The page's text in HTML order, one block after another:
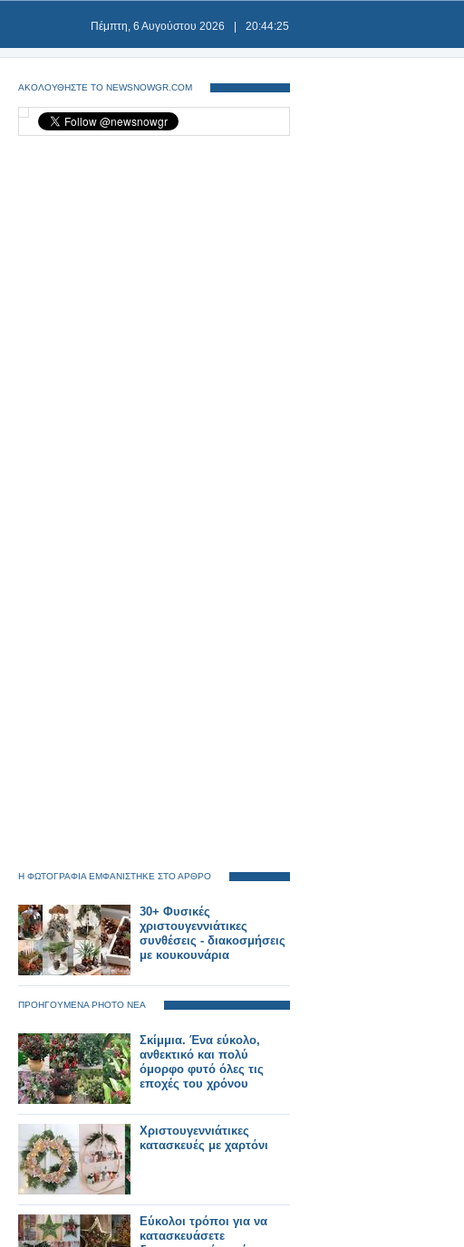
Πέμπτη, 6 Αυγούστου 2026 20:44:26
ΑΚΟΛΟΥΘΗΣΤΕ ΤΟ NEWSNOWGR.COM
Η ΦΩΤΟΓΡΑΦΙΑ ΕΜΦΑΝΙΣΤΗΚΕ ΣΤΟ ΑΡΘΡΟ
30+ Φυσικές
χριστουγεννιάτικες
συνθέσεις - διακοσμήσεις
με κουκουνάρια
ΠΡΟΗΓΟΥΜΕΝΑ PHOTO ΝΕΑ
Σκίμμια. Ένα εύκολο,
ανθεκτικό και πολύ
όμορφο φυτό όλες τις
εποχές του χρόνου
Χριστουγεννιάτικες
κατασκευές με χαρτόνι
Εύκολοι τρόποι για να
κατασκευάσετε